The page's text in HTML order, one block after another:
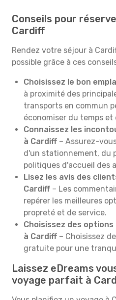
Conseils pour
Cardiff
Rendez votre séjour à
possible grâce à ces
Choisissez le bon
à proximité des
transports en commun
économiser du temps et
Connaissez les
à Cardiff – Assurez-
d'un stationnement, du
politiques d'accueil des
Lisez les avis des
Cardiff – Les
repérer les meilleures
propreté et de service.
Choisissez des
à Cardiff – Choisissez
gratuite pour une
Laissez eDreams
voyage parfait à